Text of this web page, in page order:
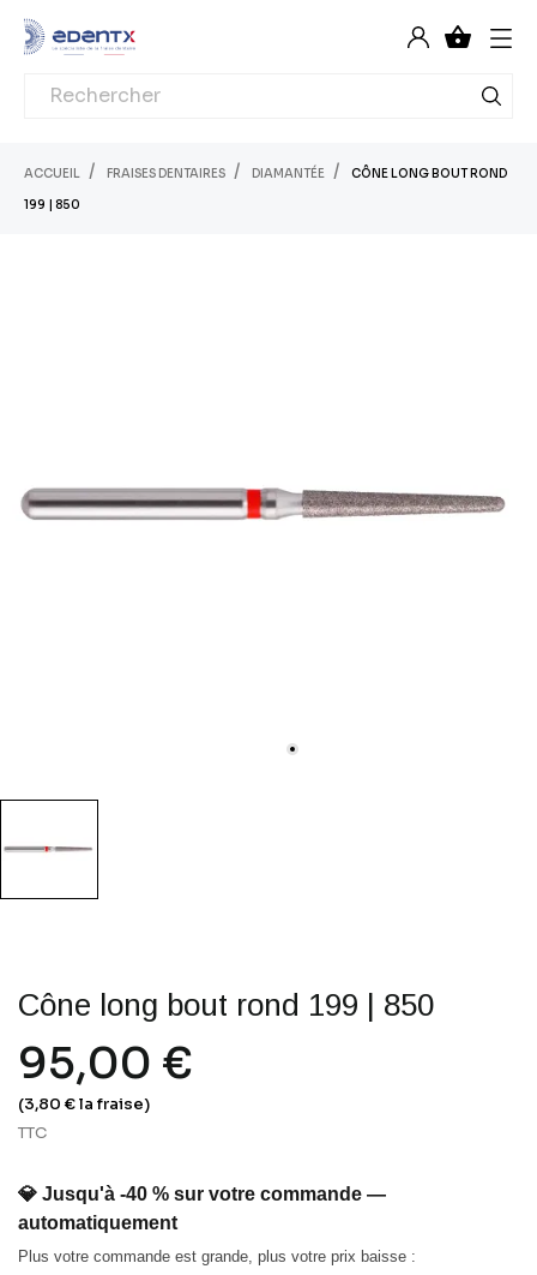

ACCUEIL FRAISES DENTAIRES DIAMANTÉE
CÔNE LONG BOUT ROND
199 | 850
Cône long bout rond 199 | 850
95,00 €
(3,80 € la fraise)
TTC
💎 Jusqu'à -40 % sur votre commande —
automatiquement
Plus votre commande est grande, plus votre prix baisse :